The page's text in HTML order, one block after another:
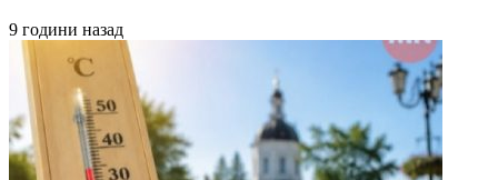
9 години назад